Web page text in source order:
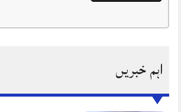
اہم خبریں